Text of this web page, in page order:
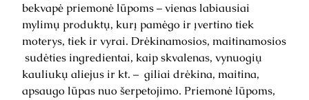
bekvapė priemonė lūpoms – vienas labiausiai
mylimų produktų, kurį pamėgo ir įvertino tiek
moterys, tiek ir vyrai. Drėkinamosios, maitinamosios
sudėties ingredientai, kaip skvalenas, vynuogių
kauliukų aliejus ir kt. – giliai drėkina, maitina,
apsaugo lūpas nuo šerpetojimo. Priemonė lūpoms,